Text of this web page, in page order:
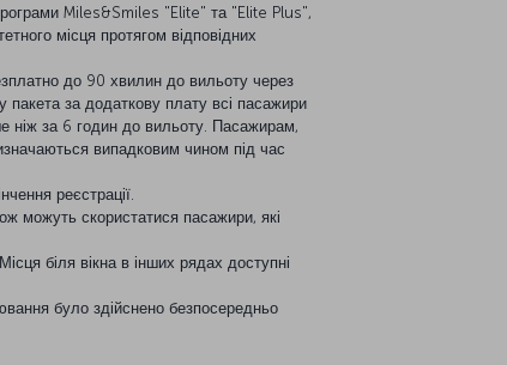
Miles&Smiles "Elite" та "Elite Plus",
місця протягом відповідних
до 90 хвилин до вильоту через
за додаткову плату всі пасажири
ніж за 6 годин до вильоту. Пасажирам,
випадковим чином під час
реєстрації.
можуть скористатися пасажири, які
біля вікна в інших рядах доступні
було здійснено безпосередньо